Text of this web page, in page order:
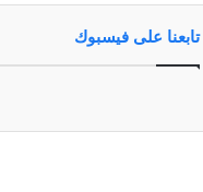
تابعنا على فيسبوك